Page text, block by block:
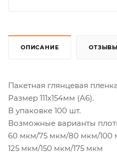
ОПИСАНИЕ ОТЗЫВЫ
Пакетная глянцевая
Размер 111x154мм (A6).
В упаковке 100 шт.
Возможные варианты
60 мкм/75 мкм/80 мкм/100
125 мкм/150 мкм/175 мкм